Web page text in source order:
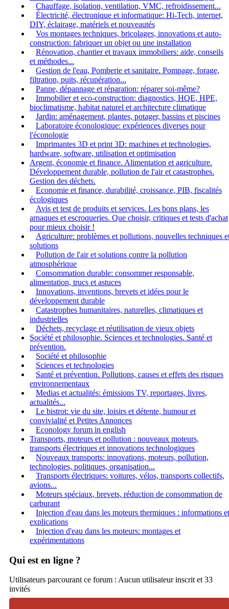
Chauffage, isolation, ventilation, VMC, refroidissement...
Électricité, électronique et informatique: Hi-Tech, internet,
DIY, éclairage, matériels et nouveautés
Vos montages techniques, bricolages, innovations et auto-
construction: fabriquer un objet ou une installation
Rénovation, chantier et travaux immobiliers: aide, conseils
et méthodes...
Gestion de l'eau, Pomberie et sanitaire. Pompage, forage,
filtration, puits, récupération...
Panne, dépannage et réparation: réparer soi-même?
Immobilier et eco-construction: diagnostics, HQE, HPE,
bioclimatisme, habitat naturel et architecture climatique
Jardin: aménagement, plantes, potager, bassins et piscines
Laboratoire éconologique: expériences diverses pour
l'éconologie
Imprimantes 3D et print 3D: machines et technologies,
hardware, software, utilisation et optimisation
Argent, économie et finance. Alimentation et agriculture.
Développement durable, pollution de l'air et catastrophes.
Gestion des déchets.
Economie et finance, durabilité, croissance, PIB, fiscalités
écologiques
Avis et test de produits et services. Les bons plans, les
arnaques et escroqueries. Que choisir, critiques et tests d'achat
pour mieux choisir !
Agriculture: problèmes et pollutions, nouvelles techniques
solutions
Pollution de l'air et solutions contre la pollution
atmosphérique
Consommation durable: consommer responsable,
alimentation, trucs et astuces
Innovations, inventions, brevets et idées pour le
développement durable
Catastrophes humanitaires, naturelles, climatiques et
industrielles
Déchets, recyclage et réutilisation de vieux objets
Société et philosophie. Sciences et technologies. Santé et
prévention.
Société et philosophie
Sciences et technologies
Santé et prévention. Pollutions, causes et effets des risques
environnementaux
Medias et actualités: émissions TV, reportages, livres,
actualités...
Le bistrot: vie du site, loisirs et détente, humour et
convivialité et Petites Annonces
Econology forum in english
Transports, moteurs et pollution : nouveaux moteurs,
transports électriques et innovations technologiques
Nouveaux transports: innovations, moteurs, pollution,
technologies, politiques, organisation...
Transports électriques: voitures, vélos, transports collectifs,
avions...
Moteurs spéciaux, brevets, réduction de consommation de
carburant
Injection d'eau dans les moteurs thermiques : informations et
explications
Injection d'eau dans les moteurs: montages et
expérimentations
Qui est en ligne ?
Utilisateurs parcourant ce forum : Aucun utilisateur inscrit et 33
invités